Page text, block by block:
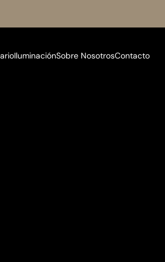
IluminaciónSobre NosotrosContacto